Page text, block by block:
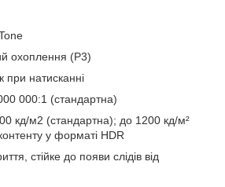
охоплення (P3)
при натисканні
000:1 (стандартна)
кд/м2 (стандартна); до 1200 кд/м²
у форматі HDR
стійке до появи слідів від